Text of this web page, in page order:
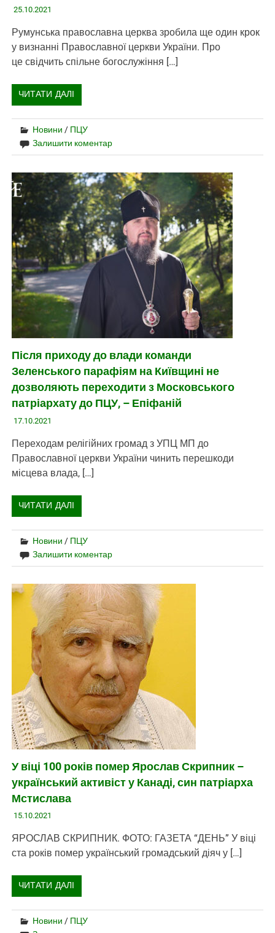
25.10.2021
Румунська православна церква зробила ще один крок
у визнанні Православної церкви України. Про
це свідчить спільне богослужіння […]
ЧИТАТИ ДАЛІ
Новини / ПЦУ
Залишити коментар
Після приходу до влади команди
Зеленського парафіям на Київщині не
дозволяють переходити з Московського
патріархату до ПЦУ, – Епіфаній
17.10.2021
Переходам релігійних громад з УПЦ МП до
Православної церкви України чинить перешкоди
місцева влада, […]
ЧИТАТИ ДАЛІ
Новини / ПЦУ
Залишити коментар
У віці 100 років помер Ярослав Скрипник –
український активіст у Канаді, син патріарха
Мстислава
15.10.2021
ЯРОСЛАВ СКРИПНИК. ФОТО: ГАЗЕТА “ДЕНЬ” У віці
ста років помер український громадський діяч у […]
ЧИТАТИ ДАЛІ
Новини / ПЦУ